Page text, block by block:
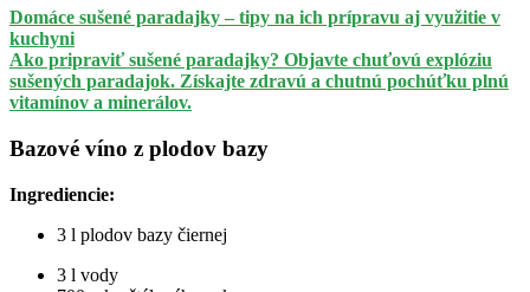
Domáce sušené paradajky – tipy na ich prípravu aj využitie v
kuchyni
Ako pripraviť sušené paradajky? Objavte chuťovú explóziu
sušených paradajok. Získajte zdravú a chutnú pochúťku plnú
vitamínov a minerálov.
Bazové víno z plodov bazy
Ingrediencie:
3 l plodov bazy čiernej
3 l vody